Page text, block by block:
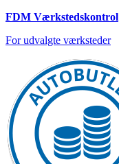
FDM Værkstedskontrol
For udvalgte værksteder